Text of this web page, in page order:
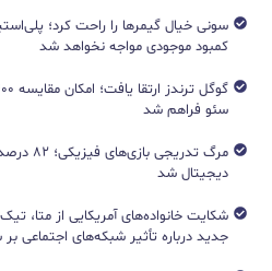
کمبود موجودی مواجه نخواهد شد
سئو فراهم شد
مرگ
دیجیتال شد
شکایت خانواده‌های آمریکایی از متا،
جدید درباره تأثیر شبکه‌های اجتماعی